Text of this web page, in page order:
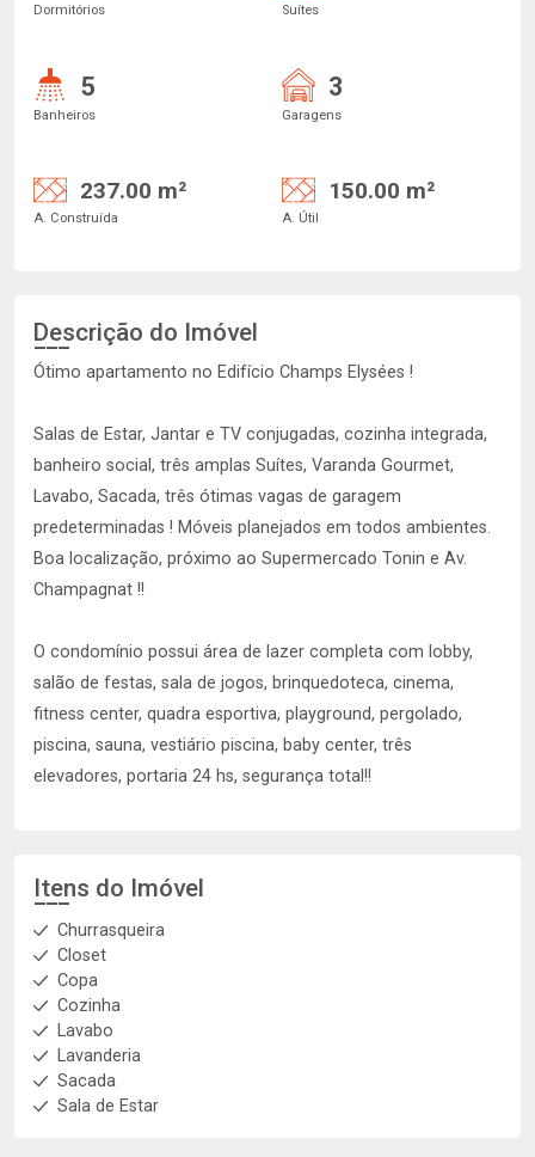
Dormitórios Suítes
5
Banheiros
3
Garagens
237.00 m²
A. Construída
150.00 m²
A. Útil
Descrição do Imóvel
Ótimo apartamento no Edifício Champs Elysées !
Salas de Estar, Jantar e TV conjugadas, cozinha integrada,
banheiro social, três amplas Suítes, Varanda Gourmet,
Lavabo, Sacada, três ótimas vagas de garagem
predeterminadas ! Móveis planejados em todos ambientes.
Boa localização, próximo ao Supermercado Tonin e Av.
Champagnat !!
O condomínio possui área de lazer completa com lobby,
salão de festas, sala de jogos, brinquedoteca, cinema,
fitness center, quadra esportiva, playground, pergolado,
piscina, sauna, vestiário piscina, baby center, três
elevadores, portaria 24 hs, segurança total!!
Itens do Imóvel
Churrasqueira
Closet
Copa
Cozinha
Lavabo
Lavanderia
Sacada
Sala de Estar